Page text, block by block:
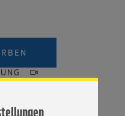
möglichst relevante
in die Nutzung von
ist freiwillig und kann
beachten Sie, dass auf